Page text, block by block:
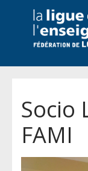
Socio
FAMI